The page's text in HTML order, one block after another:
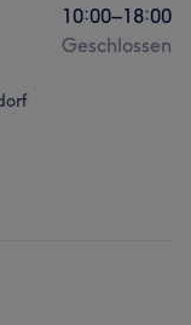
10:00–18:00
Geschlossen